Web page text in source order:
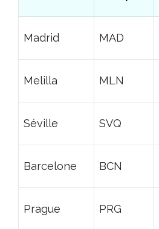
Madrid MAD
Melilla MLN
Séville SVQ
Barcelone BCN
Prague PRG